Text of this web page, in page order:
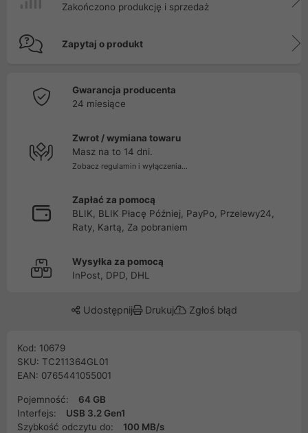
Zakończono produkcję i sprzedaż
Zapytaj o produkt
Gwarancja producenta
24 miesiące
Zwrot / wymiana towaru
Masz na to 14 dni.
Zobacz regulamin i wyłączenia...
Zapłać za pomocą
BLIK, BLIK Płacę Później, PayPo, Przelewy24,
Raty, Kartą, Za pobraniem
Wysyłka za pomocą
InPost, DPD, DHL
Udostępnij Drukuj Zgłoś błąd
Kod: 10679
SKU: TC211364GL01
EAN: 0765441055001
Pojemność:
64 GB
Interfejs:
USB 3.2 Gen1
Szybkość odczytu do:
100 MB/s